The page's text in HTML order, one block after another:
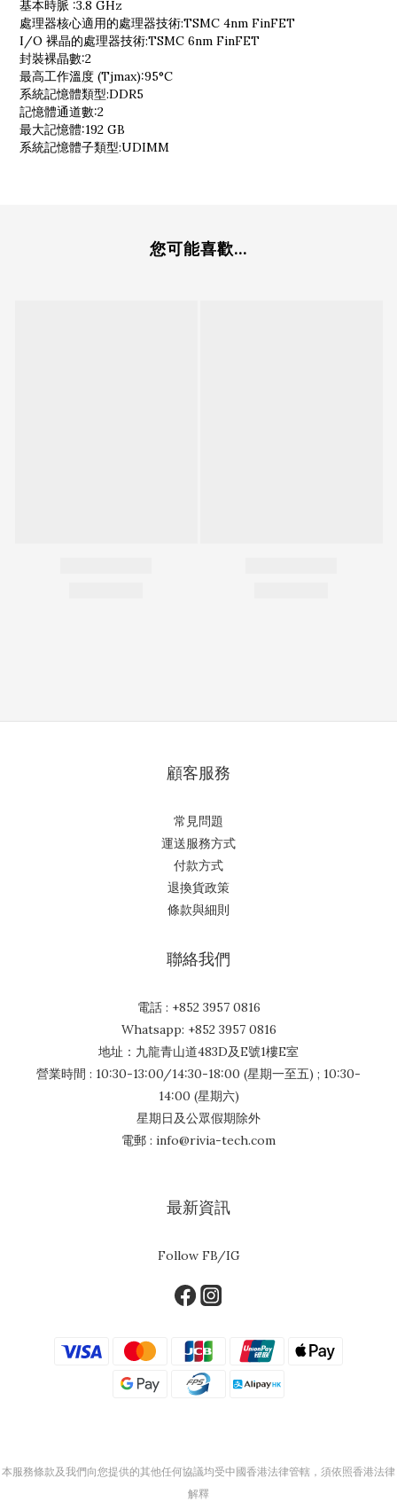
基本時脈 :3.8 GHz
處理器核心適用的處理器技術:TSMC 4nm FinFET
I/O 裸晶的處理器技術:TSMC 6nm FinFET
封裝裸晶數:2
最高工作溫度 (Tjmax):95°C
系統記憶體類型:DDR5
記憶體通道數:2
最大記憶體:192 GB
系統記憶體子類型:UDIMM
您可能喜歡...
顧客服務
常見問題
運送服務方式
付款方式
退換貨政策
條款與細則
聯絡我們
電話 : +852 3957 0816
Whatsapp: +852 3957 0816
地址：九龍青山道483D及E號1樓E室
營業時間 : 10:30-13:00/14:30-18:00 (星期一至五) ; 10:30-
14:00 (星期六)
星期日及公眾假期除外
電郵 : info@rivia-tech.com
最新資訊
Follow FB/IG
本服務條款及我們向您提供的其他任何協議均受中國香港法律管轄，須依照香港法律
解釋